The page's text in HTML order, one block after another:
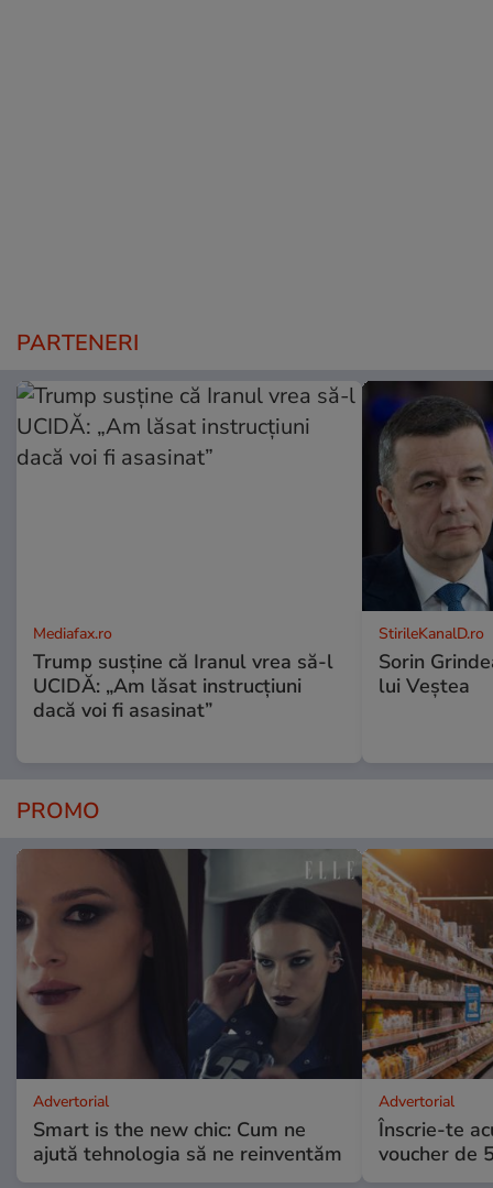
PARTENERI
Mediafax.ro
Trump susține că Iranul vrea să-l
UCIDĂ: „Am lăsat instrucțiuni
dacă voi fi asasinat”
StirileKanalD.ro
Sorin
lui Veștea
PROMO
Advertorial
Smart is the new chic: Cum ne
ajută tehnologia să ne reinventăm
Advertorial
Înscrie-te
voucher de